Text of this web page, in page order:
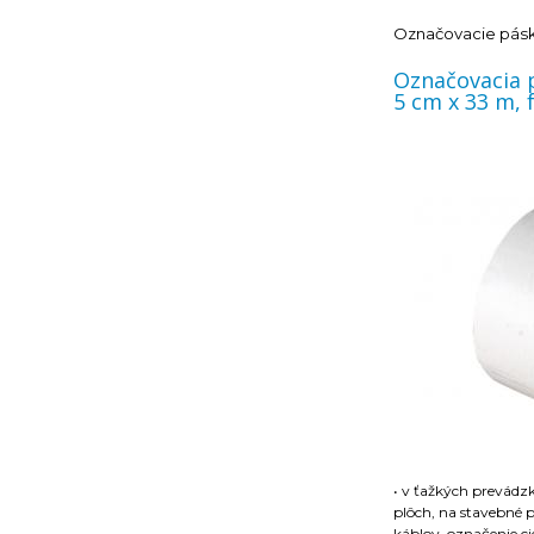
teplotám a vlhkosti
• odolná voči vode,
• pracovná teplota:
• aplikačná teplota:
Označovacie
Označovacia
5 cm x 33 m,
• v ťažkých
plôch, na stavebné